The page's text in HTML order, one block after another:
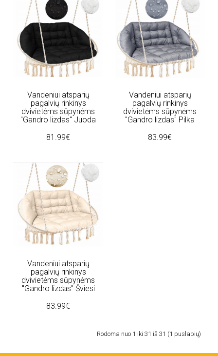
Vandeniui atsparių
pagalvių rinkinys
dvivietėms sūpynėms
"Gandro lizdas" Juoda
81.99€
Vandeniui atsparių
pagalvių rinkinys
dvivietėms sūpynėms
"Gandro lizdas" Pilka
83.99€
Vandeniui atsparių
pagalvių rinkinys
dvivietėms sūpynėms
"Gandro lizdas" Šviesi
83.99€
Rodoma nuo 1 iki 31 iš 31 (1 puslapių)